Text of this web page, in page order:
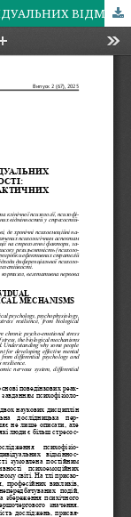
ПСИХОФІЗІОЛОГІЧНІ ОСНОВИ ІНДИВІДУАЛЬНИХ ВІДМІННОСТЕЙ У СТРЕСОСТІЙКОСТІ: ВІД БІОЛОГІЧНИХ МЕХАНІЗМІВ ДО ПРАКТИЧНИХ ЗАСТОСУВАНЬ